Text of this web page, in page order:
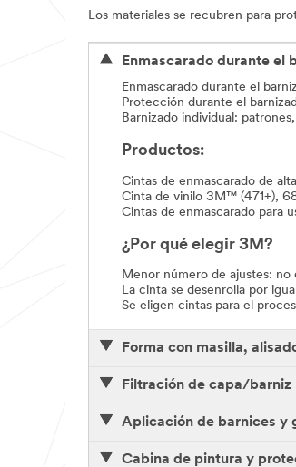
Los materiales se recubren para
Enmascarado durante el
Enmascarado durante el
Protección durante el
Barnizado individual:
Productos:
Cintas de enmascarado de
Cinta de vinilo 3M™ (471+),
Cintas de enmascarado para
¿Por qué elegir 3M?
Menor número de ajustes:
La cinta se desenrolla por
Se eligen cintas para el
Forma con masilla,
Filtración de capa/barniz
Aplicación de barnices y
Cabina de pintura y